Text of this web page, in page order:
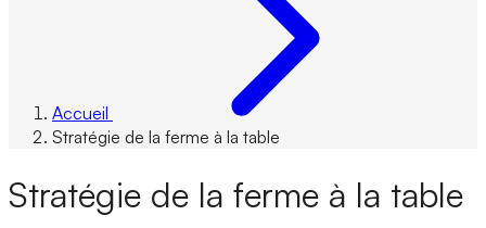
Accueil
Stratégie de la ferme à la table
Stratégie de la ferme à la table